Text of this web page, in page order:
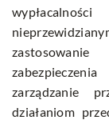
zarządzanie
działaniom